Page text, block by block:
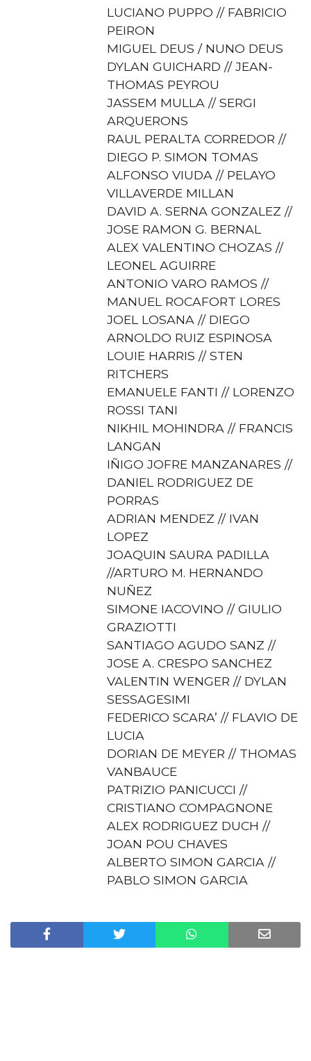
LUCIANO PUPPO // FABRICIO
PEIRON
MIGUEL DEUS / NUNO DEUS
DYLAN GUICHARD // JEAN-
THOMAS PEYROU
JASSEM MULLA // SERGI
ARQUERONS
RAUL PERALTA CORREDOR //
DIEGO P. SIMON TOMAS
ALFONSO VIUDA // PELAYO
VILLAVERDE MILLAN
DAVID A. SERNA GONZALEZ //
JOSE RAMON G. BERNAL
ALEX VALENTINO CHOZAS //
LEONEL AGUIRRE
ANTONIO VARO RAMOS //
MANUEL ROCAFORT LORES
JOEL LOSANA // DIEGO
ARNOLDO RUIZ ESPINOSA
LOUIE HARRIS // STEN
RITCHERS
EMANUELE FANTI // LORENZO
ROSSI TANI
NIKHIL MOHINDRA // FRANCIS
LANGAN
IÑIGO JOFRE MANZANARES //
DANIEL RODRIGUEZ DE
PORRAS
ADRIAN MENDEZ // IVAN
LOPEZ
JOAQUIN SAURA PADILLA
//ARTURO M. HERNANDO
NUÑEZ
SIMONE IACOVINO // GIULIO
GRAZIOTTI
SANTIAGO AGUDO SANZ //
JOSE A. CRESPO SANCHEZ
VALENTIN WENGER // DYLAN
SESSAGESIMI
FEDERICO SCARA’ // FLAVIO DE
LUCIA
DORIAN DE MEYER // THOMAS
VANBAUCE
PATRIZIO PANICUCCI //
CRISTIANO COMPAGNONE
ALEX RODRIGUEZ DUCH //
JOAN POU CHAVES
ALBERTO SIMON GARCIA //
PABLO SIMON GARCIA